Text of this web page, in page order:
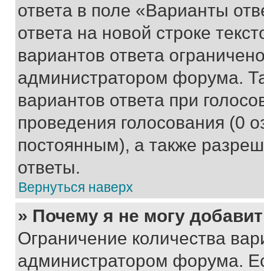
ответа в поле «Варианты
ответа на новой строке
вариантов ответа
администратором форума.
вариантов ответа при
проведения голосования (0
постоянным), а также
ответы.
Вернуться наверх
» Почему я не могу
Ограничение количества
администратором форума.